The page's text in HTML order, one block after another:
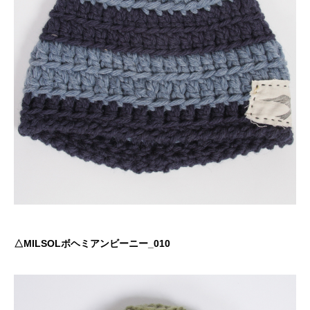
△MILSOLボヘミアンビーニー_010